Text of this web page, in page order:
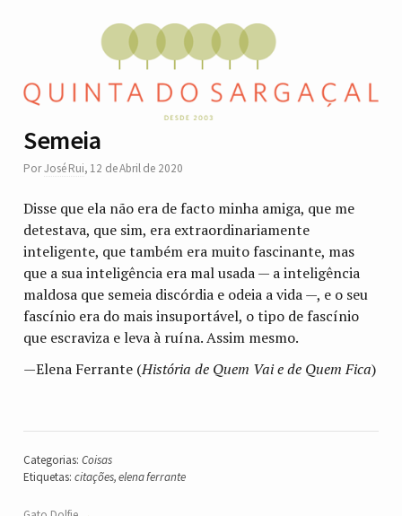
Semeia
PorJosé Rui, 12 de Abril de 2020
Disse que ela não era de facto minha amiga, que me
detestava, que sim, era extraordinariamente
inteligente, que também era muito fascinante, mas
que a sua inteligência era mal usada — a inteligência
maldosa que semeia discórdia e odeia a vida —, e o seu
fascínio era do mais insuportável, o tipo de fascínio
que escraviza e leva à ruína. Assim mesmo.
—Elena Ferrante (História de Quem Vai e de Quem Fica)
Categorias: Coisas
Etiquetas: citações,elena ferrante